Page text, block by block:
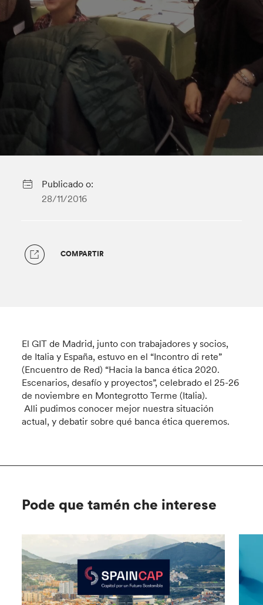
Publicado o:
28/11/2016
COMPARTIR
El GIT de Madrid, junto con trabajadores y socios,
de Italia y España, estuvo en el “Incontro di rete”
(Encuentro de Red) “Hacia la banca ética 2020.
Escenarios, desafío y proyectos”, celebrado el 25-26
de noviembre en Montegrotto Terme (Italia).
Alli pudimos conocer mejor nuestra situación
actual, y debatir sobre qué banca ética queremos.
Pode que tamén che interese